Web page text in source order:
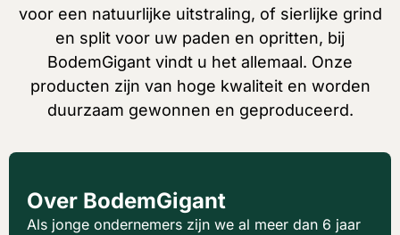
voor een natuurlijke uitstraling, of sierlijke grind
en split voor uw paden en opritten, bij
BodemGigant vindt u het allemaal. Onze
producten zijn van hoge kwaliteit en worden
duurzaam gewonnen en geproduceerd.
Over BodemGigant
Als jonge ondernemers zijn we al meer dan 6 jaar